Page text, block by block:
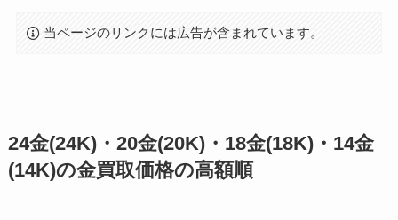
当ページのリンクには広告が含まれています。
24金(24K)・20金(20K)・18金(18K)・14金
(14K)の金買取価格の高額順